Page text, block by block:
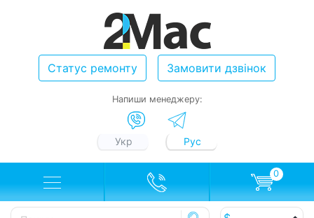
Статус ремонту Замовити дзвінок
Напиши менеджеру:
Укр Рус
0